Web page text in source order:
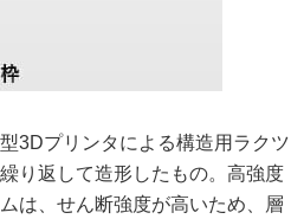
3Dプリンタによる構造用ラクツ
り返して造形したもの。高強度
は、せん断強度が高いため、層